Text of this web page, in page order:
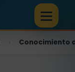
Conocimiento